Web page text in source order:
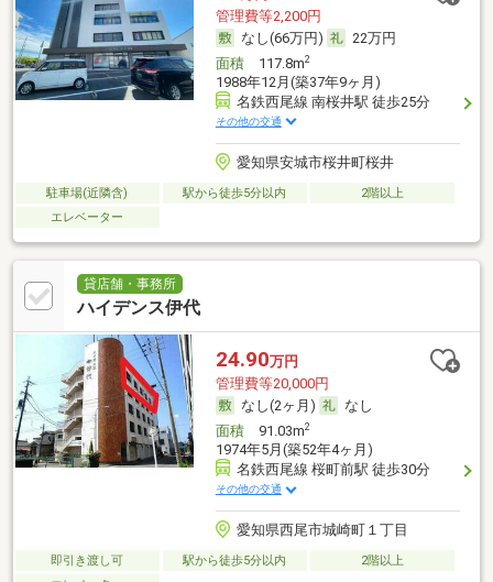
管理費等2,200円
なし(66万円)
22万円
面積117.8m2
1988年12月(築37年9ヶ月)
名鉄西尾線 南桜井駅 徒歩25分
その他の交通
愛知県安城市桜井町桜井
駐車場(近隣含) 駅から徒歩5分以内
2階以上
エレベーター
貸店舗・事務所
ハイデンス伊代
24.90万円
管理費等20,000円
なし(2ヶ月)
なし
面積91.03m2
1974年5月(築52年4ヶ月)
名鉄西尾線 桜町前駅 徒歩30分
その他の交通
愛知県西尾市城崎町１丁目
即引き渡し可 駅から徒歩5分以内
2階以上